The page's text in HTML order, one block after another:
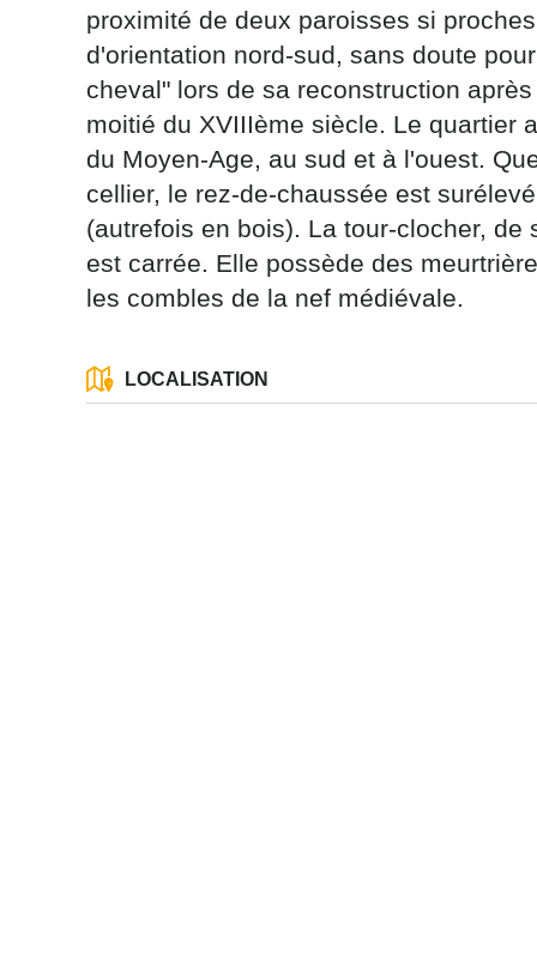
proximité de deux paroisses si
d'orientation nord-sud, sans doute
cheval" lors de sa reconstruction
moitié du XVIIIème siècle. Le quartier
du Moyen-Age, au sud et à l'ouest.
cellier, le rez-de-chaussée est
(autrefois en bois). La tour-clocher,
est carrée. Elle possède des
les combles de la nef médiévale.
LOCALISATION
Les
(sauf
vous
l’adresse
NANCY